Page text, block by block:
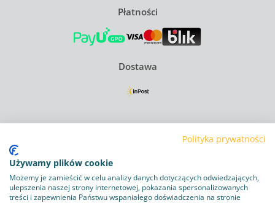
Płatności
Dostawa
Polityka plików cookie
Obowiązek informacyjny RODO
Polityka prywatności
Używamy plików cookie
Możemy je zamieścić w celu analizy danych dotyczących odwiedzających,
ulepszenia naszej strony internetowej, pokazania spersonalizowanych
treści i zapewnienia Państwu wspaniałego doświadczenia na stronie